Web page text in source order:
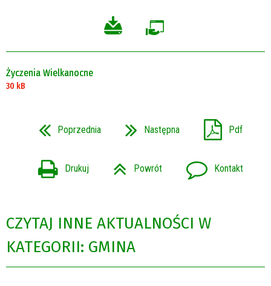
Życzenia Wielkanocne
30 kB
Poprzednia Następna Pdf
Drukuj Powrót Kontakt
CZYTAJ INNE AKTUALNOŚCI W
KATEGORII: GMINA